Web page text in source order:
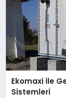
Ekomaxi İle
Sistemleri